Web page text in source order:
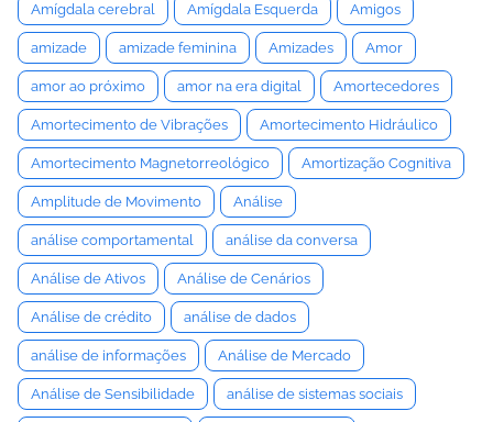
Amígdala cerebral Amígdala Esquerda Amigos
amizade amizade feminina Amizades Amor
amor ao próximo amor na era digital Amortecedores
Amortecimento de Vibrações Amortecimento Hidráulico
Amortecimento Magnetorreológico Amortização Cognitiva
Amplitude de Movimento Análise
análise comportamental análise da conversa
Análise de Ativos Análise de Cenários
Análise de crédito análise de dados
análise de informações Análise de Mercado
Análise de Sensibilidade análise de sistemas sociais